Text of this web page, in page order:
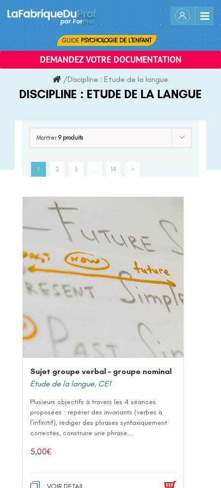
content
GUIDE PSYCHOLOGIE DE L'ENFANT
DEMANDEZ VOTRE DOCUMENTATION
/Discipline : Etude de la langue
DISCIPLINE : ETUDE DE LA LANGUE
Montrer 9 produits
1 2 3 14
Sujet groupe verbal – groupe nominal
Etude de la langue, CE1
Plusieurs objectifs à travers les 4 séances
proposées : repérer des invariants (verbes à
l’infinitif), rédiger des phrases syntaxiquement
correctes, construire une phrase...
5,00€
VOIR DETAIL